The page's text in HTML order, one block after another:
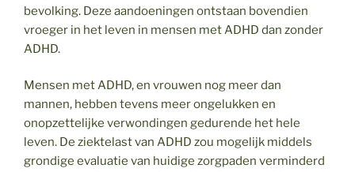
bevolking. Deze aandoeningen ontstaan bovendien
vroeger in het leven in mensen met ADHD dan zonder
ADHD.
Mensen met ADHD, en vrouwen nog meer dan
mannen, hebben tevens meer ongelukken en
onopzettelijke verwondingen gedurende het hele
leven. De ziektelast van ADHD zou mogelijk middels
grondige evaluatie van huidige zorgpaden verminderd